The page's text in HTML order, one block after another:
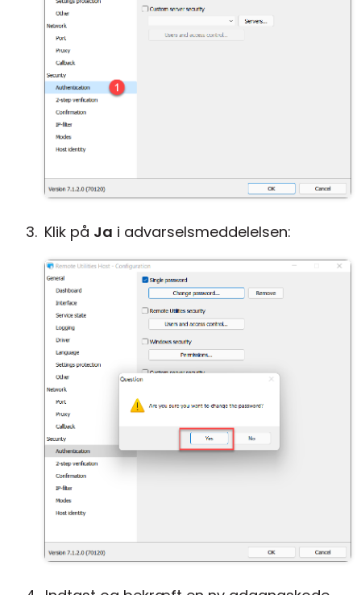
Klik på Ja i advarselsmeddelelsen: